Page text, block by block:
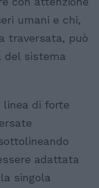
umani e chi,
traversata, può
del sistema
linea di forte
adattata
singola